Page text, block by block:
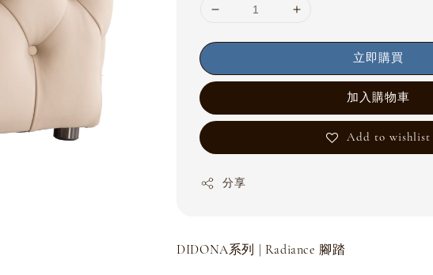
立即購買
加入購物車
Add to wishlist
分享
DIDONA系列 | Radiance 腳踏